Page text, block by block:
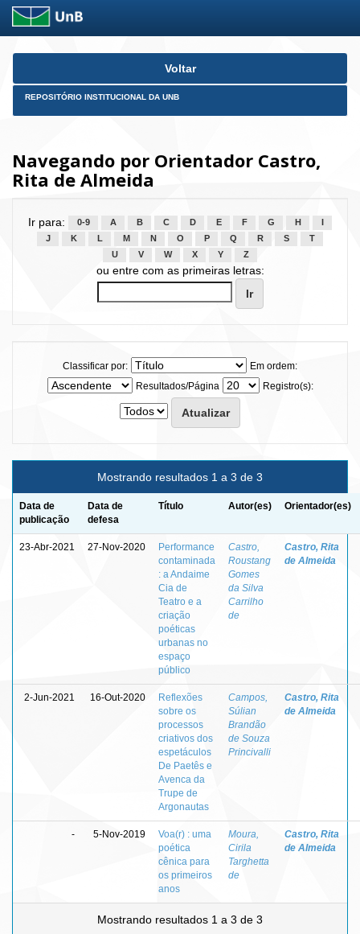
Skip
Voltar
REPOSITÓRIO INSTITUCIONAL DA UNB
Navegando por Orientador Castro,
Rita de Almeida
Ir para: 0-9 A B C D E F G H
J
K L M N O P Q R S
T
U
V W X Y Z
ou entre com as primeiras letras:
Classificar por:
Em ordem:
Resultados/Página
Registro(s):
Mostrando resultados 1 a 3 de 3
Data de
publicação
Data de
defesa
Título Autor(es) Orientador(es)
23-Abr-2021 27-Nov-2020
Performance
contaminada
: a Andaime
Cia de
Teatro e a
criação
poéticas
urbanas no
espaço
público
Castro,
Roustang
Gomes
da Silva
Carrilho
de
Castro, Rita
de Almeida
2-Jun-2021 16-Out-2020
Reflexões
sobre os
processos
criativos dos
espetáculos
De Paetês e
Avenca da
Trupe de
Argonautas
Campos,
Súlian
Brandão
de Souza
Princivalli
Castro, Rita
de Almeida
- 5-Nov-2019
Voa(r) : uma
poética
cênica para
os primeiros
anos
Moura,
Cirila
Targhetta
de
Castro, Rita
de Almeida
Mostrando resultados 1 a 3 de 3